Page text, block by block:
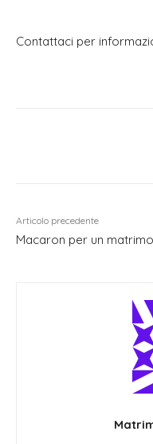
Contattaci per
Articolo precedente
Macaron per un